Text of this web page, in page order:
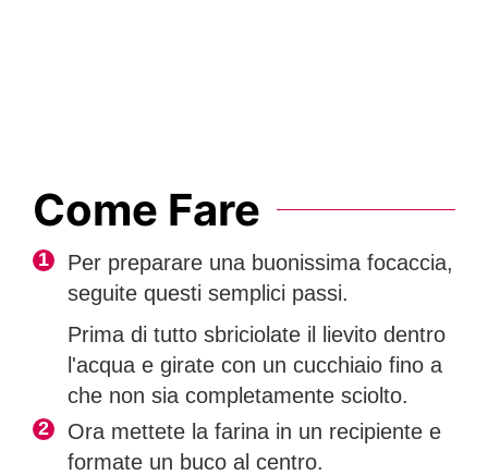
Come Fare
Per preparare una buonissima focaccia,
seguite questi semplici passi.
Prima di tutto sbriciolate il lievito dentro
l'acqua e girate con un cucchiaio fino a
che non sia completamente sciolto.
Ora mettete la farina in un recipiente e
formate un buco al centro.